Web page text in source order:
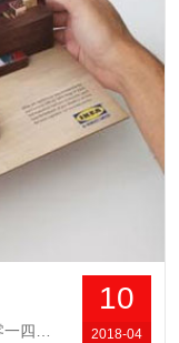
10
2018-04